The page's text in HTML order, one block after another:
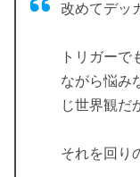
改めてデッ
トリガー
ながら悩み
じ世界観だ
それを回り